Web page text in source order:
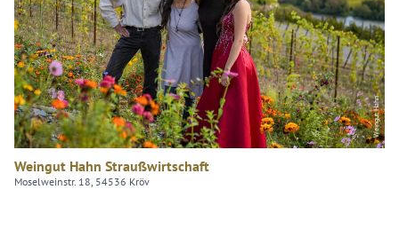
Weingut Hahn
Weingut Hahn Straußwirtschaft
Moselweinstr. 18, 54536 Kröv